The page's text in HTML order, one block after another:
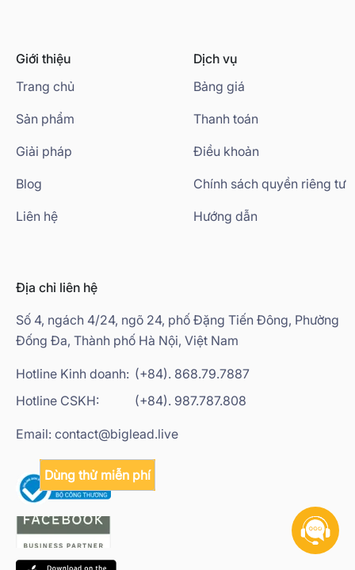
Dùng thử miễn phí
Giới thiệu
Trang chủ
Sản phẩm
Giải pháp
Blog
Liên hệ
Dịch vụ
Bảng giá
Thanh toán
Điều khoản
Chính sách quyền riêng tư
Hướng dẫn
Địa chỉ liên hệ
Số 4, ngách 4/24, ngõ 24, phố Đặng Tiến Đông, Phường
Đống Đa, Thành phố Hà Nội, Việt Nam
Hotline Kinh doanh: (+84). 868.79.7887
Hotline CSKH:
(+84). 987.787.808
Email: contact@biglead.live